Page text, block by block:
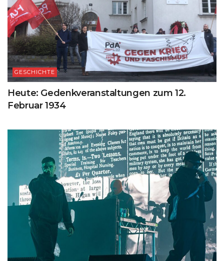
GESCHICHTE
Heute: Gedenkveranstaltungen zum 12.
Februar 1934